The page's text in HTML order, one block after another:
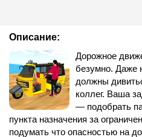
Описание:
Дорожное
безумно. Даже
должны
коллег. Ваша
— подобрать
пункта назначения за
подумать что опасностью на